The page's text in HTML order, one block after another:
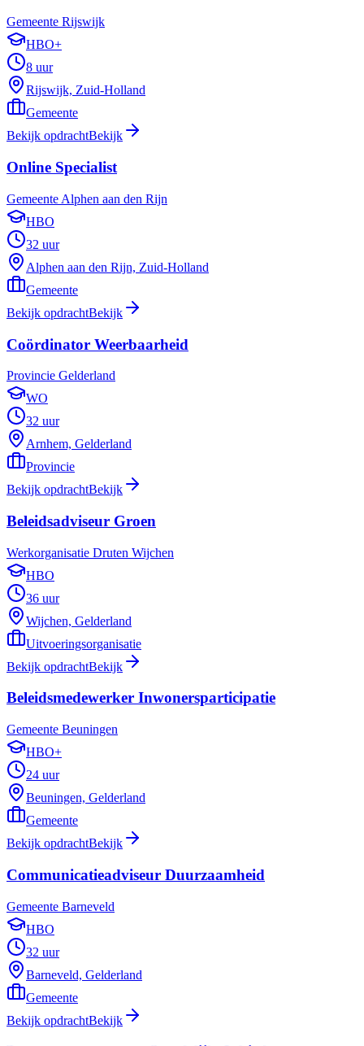
Gemeente Rijswijk
HBO+
8 uur
Rijswijk, Zuid-Holland
Gemeente
Bekijk opdrachtBekijk
Online Specialist
Gemeente Alphen aan den Rijn
HBO
32 uur
Alphen aan den Rijn, Zuid-Holland
Gemeente
Bekijk opdrachtBekijk
Coördinator Weerbaarheid
Provincie Gelderland
WO
32 uur
Arnhem, Gelderland
Provincie
Bekijk opdrachtBekijk
Beleidsadviseur Groen
Werkorganisatie Druten Wijchen
HBO
36 uur
Wijchen, Gelderland
Uitvoeringsorganisatie
Bekijk opdrachtBekijk
Beleidsmedewerker Inwonersparticipatie
Gemeente Beuningen
HBO+
24 uur
Beuningen, Gelderland
Gemeente
Bekijk opdrachtBekijk
Communicatieadviseur Duurzaamheid
Gemeente Barneveld
HBO
32 uur
Barneveld, Gelderland
Gemeente
Bekijk opdrachtBekijk